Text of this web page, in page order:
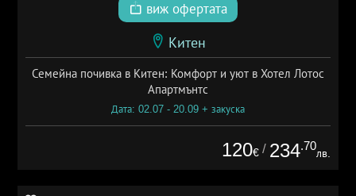
виж офертата
Китен
Семейна почивка в Китен: Комфорт и уют в Хотел Лотос
Апартмънтс
Дата: 02.07 - 20.09 + закуска
120€ / 234.70
лв.